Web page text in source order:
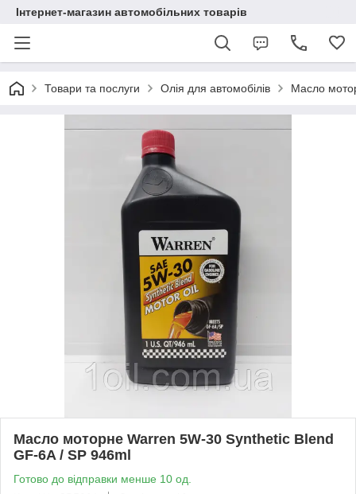
Інтернет-магазин автомобільних товарів
Товари та послуги Олія для автомобілів Масло
Масло моторне Warren 5W-30 Synthetic Blend
GF-6A / SP 946ml
Готово до відправки менше 10 од.